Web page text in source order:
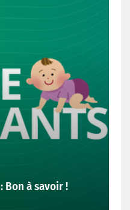
Bon à savoir !